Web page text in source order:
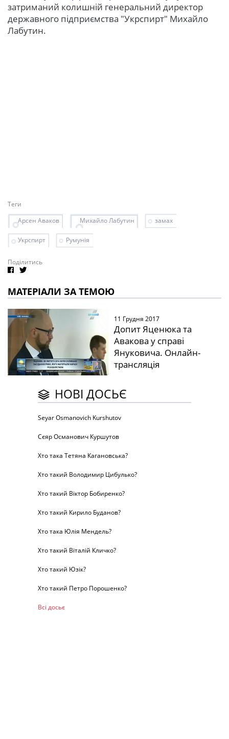
затриманий колишній генеральний директор
державного підприємства "Укрспирт" Михайло
Лабутин.
Теги
Арсен Аваков
Михайло Лабутин замах
Укрспирт Румунія
Поділитись
МАТЕРІАЛИ ЗА ТЕМОЮ
11 Грудня 2017
Допит Яценюка та
Авакова у справі
Януковича. Онлайн-
трансляція
НОВІ ДОСЬЄ
Seyar Osmanovich Kurshutov
Сєяр Османович Куршутов
Хто така Тетяна Кагановська?
Хто такий Володимир Цибулько?
Хто такий Віктор Бобиренко?
Хто такий Кирило Буданов?
Хто така Юлія Мендель?
Хто такий Віталій Кличко?
Хто такий Юзік?
Хто такий Петро Порошенко?
Всі досьє